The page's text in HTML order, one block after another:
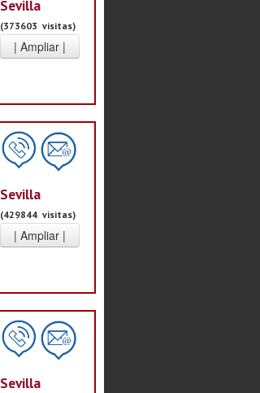
Sevilla
(373603 visitas)
Sevilla
(429844 visitas)
Sevilla